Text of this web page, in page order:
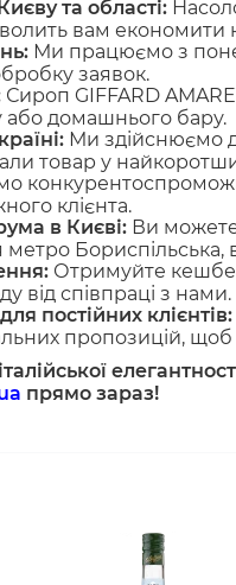
та області:
вам економити
Ми працюємо з
заявок.
Сироп GIFFARD
або домашнього бару.
Ми здійснюємо
товар у
клієнта.
в Києві: Ви
Отримуйте
від співпраці з нами.
постійних клієнтів:
пропозицій, щоб
прямо зараз!